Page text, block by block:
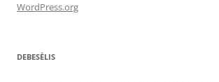
WordPress.org
DEBESĖLIS